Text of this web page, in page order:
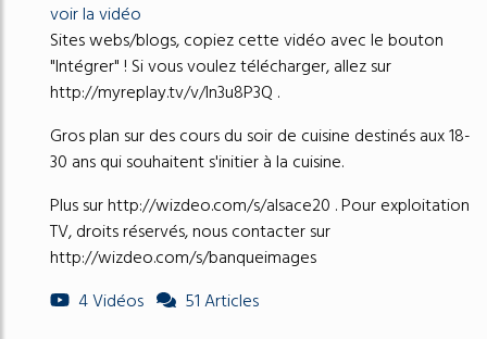
voir la vidéo
Sites webs/blogs, copiez cette vidéo avec le bouton
"Intégrer" ! Si vous voulez télécharger, allez sur
http://myreplay.tv/v/ln3u8P3Q .
Gros plan sur des cours du soir de cuisine destinés aux 18-
30 ans qui souhaitent s'initier à la cuisine.
Plus sur http://wizdeo.com/s/alsace20 . Pour exploitation
TV, droits réservés, nous contacter sur
http://wizdeo.com/s/banqueimages
4 Vidéos
51 Articles